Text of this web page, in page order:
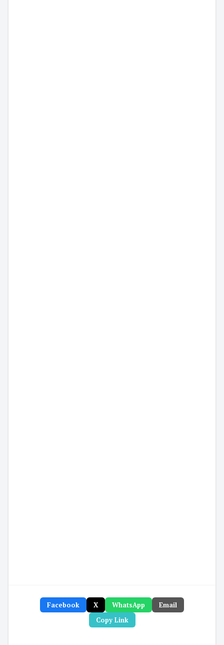
Facebook X WhatsApp
Email
Copy Link